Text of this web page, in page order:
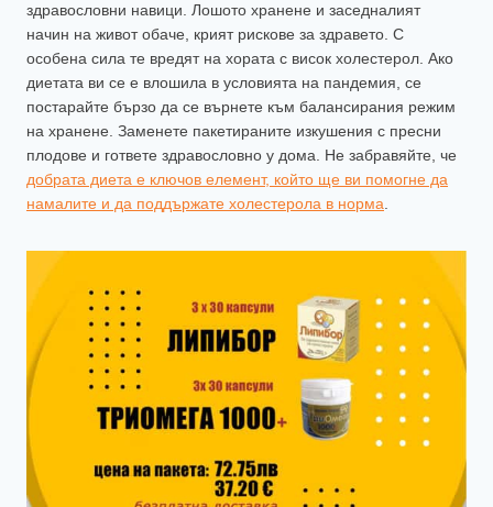
здравословни навици. Лошото хранене и заседналият
начин на живот обаче, крият рискове за здравето. С
особена сила те вредят на хората с висок холестерол. Ако
диетата ви се е влошила в условията на пандемия, се
постарайте бързо да се върнете към балансирания режим
на хранене. Заменете пакетираните изкушения с пресни
плодове и гответе здравословно у дома. Не забравяйте, че
добрата диета е ключов елемент, който ще ви помогне да
намалите и да поддържате холестерола в норма